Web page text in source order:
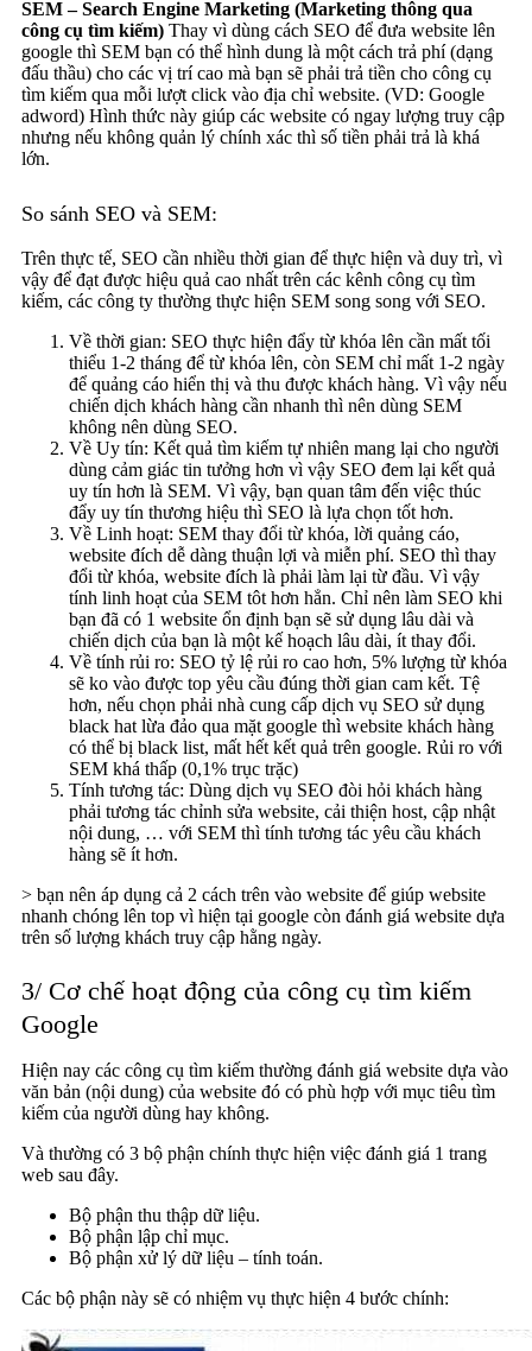
SEM – Search Engine Marketing (Marketing thông qua
công cụ tìm kiếm) Thay vì dùng cách SEO để đưa website lên
google thì SEM bạn có thể hình dung là một cách trả phí (dạng
đấu thầu) cho các vị trí cao mà bạn sẽ phải trả tiền cho công cụ
tìm kiếm qua mỗi lượt click vào địa chỉ website. (VD: Google
adword) Hình thức này giúp các website có ngay lượng truy cập
nhưng nếu không quản lý chính xác thì số tiền phải trả là khá
lớn.
So sánh SEO và SEM:
Trên thực tế, SEO cần nhiều thời gian để thực hiện và duy trì, vì
vậy để đạt được hiệu quả cao nhất trên các kênh công cụ tìm
kiếm, các công ty thường thực hiện SEM song song với SEO.
Về thời gian: SEO thực hiện đẩy từ khóa lên cần mất tối
thiểu 1-2 tháng để từ khóa lên, còn SEM chỉ mất 1-2 ngày
để quảng cáo hiển thị và thu được khách hàng. Vì vậy nếu
chiến dịch khách hàng cần nhanh thì nên dùng SEM
không nên dùng SEO.
Về Uy tín: Kết quả tìm kiếm tự nhiên mang lại cho người
dùng cảm giác tin tưởng hơn vì vậy SEO đem lại kết quả
uy tín hơn là SEM. Vì vậy, bạn quan tâm đến việc thúc
đẩy uy tín thương hiệu thì SEO là lựa chọn tốt hơn.
Về Linh hoạt: SEM thay đổi từ khóa, lời quảng cáo,
website đích dễ dàng thuận lợi và miễn phí. SEO thì thay
đổi từ khóa, website đích là phải làm lại từ đầu. Vì vậy
tính linh hoạt của SEM tôt hơn hẳn. Chỉ nên làm SEO khi
bạn đã có 1 website ổn định bạn sẽ sử dụng lâu dài và
chiến dịch của bạn là một kế hoạch lâu dài, ít thay đổi.
Về tính rủi ro: SEO tỷ lệ rủi ro cao hơn, 5% lượng từ khóa
sẽ ko vào được top yêu cầu đúng thời gian cam kết. Tệ
hơn, nếu chọn phải nhà cung cấp dịch vụ SEO sử dụng
black hat lừa đảo qua mặt google thì website khách hàng
có thể bị black list, mất hết kết quả trên google. Rủi ro với
SEM khá thấp (0,1% trục trặc)
Tính tương tác: Dùng dịch vụ SEO đòi hỏi khách hàng
phải tương tác chỉnh sửa website, cải thiện host, cập nhật
nội dung, … với SEM thì tính tương tác yêu cầu khách
hàng sẽ ít hơn.
> bạn nên áp dụng cả 2 cách trên vào website để giúp website
nhanh chóng lên top vì hiện tại google còn đánh giá website dựa
trên số lượng khách truy cập hằng ngày.
3/ Cơ chế hoạt động của công cụ tìm kiếm
Google
Hiện nay các công cụ tìm kiếm thường đánh giá website dựa vào
văn bản (nội dung) của website đó có phù hợp với mục tiêu tìm
kiếm của người dùng hay không.
Và thường có 3 bộ phận chính thực hiện việc đánh giá 1 trang
web sau đây.
Bộ phận thu thập dữ liệu.
Bộ phận lập chỉ mục.
Bộ phận xử lý dữ liệu – tính toán.
Các bộ phận này sẽ có nhiệm vụ thực hiện 4 bước chính: